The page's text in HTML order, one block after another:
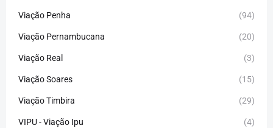
Viação Penha (94)
Viação Pernambucana (20)
Viação Real (3)
Viação Soares (15)
Viação Timbira (29)
VIPU - Viação Ipu (4)